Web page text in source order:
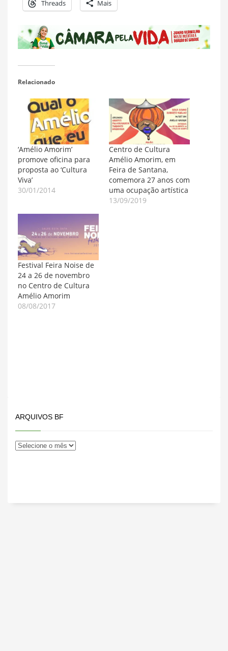
Threads Mais
Relacionado
‘Amélio Amorim’
promove oficina para
proposta ao ‘Cultura
Viva’
30/01/2014
Centro de Cultura
Amélio Amorim, em
Feira de Santana,
comemora 27 anos com
uma ocupação artística
13/09/2019
Festival Feira Noise de
24 a 26 de novembro
no Centro de Cultura
Amélio Amorim
08/08/2017
ARQUIVOS BF